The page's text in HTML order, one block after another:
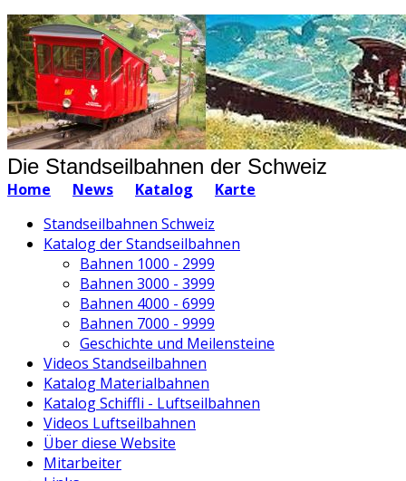
Die Standseilbahnen der Schweiz
Home News Katalog
Karte
Standseilbahnen Schweiz
Katalog der Standseilbahnen
Bahnen 1000 - 2999
Bahnen 3000 - 3999
Bahnen 4000 - 6999
Bahnen 7000 - 9999
Geschichte und Meilensteine
Videos Standseilbahnen
Katalog Materialbahnen
Katalog Schiffli - Luftseilbahnen
Videos Luftseilbahnen
Über diese Website
Mitarbeiter